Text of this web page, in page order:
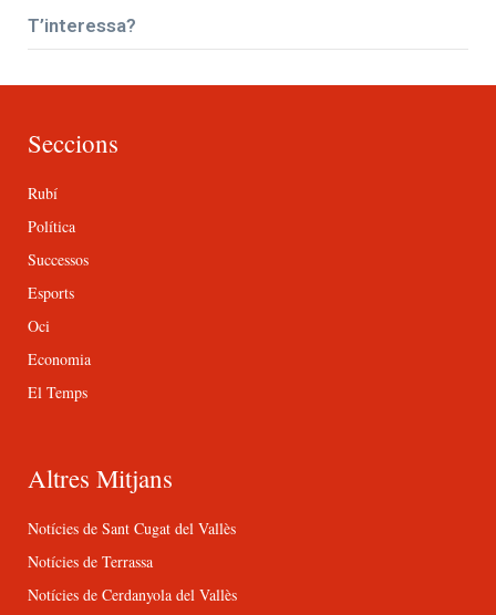
T’interessa?
Seccions
Rubí
Política
Successos
Esports
Oci
Economia
El Temps
Altres Mitjans
Notícies de Sant Cugat del Vallès
Notícies de Terrassa
Notícies de Cerdanyola del Vallès